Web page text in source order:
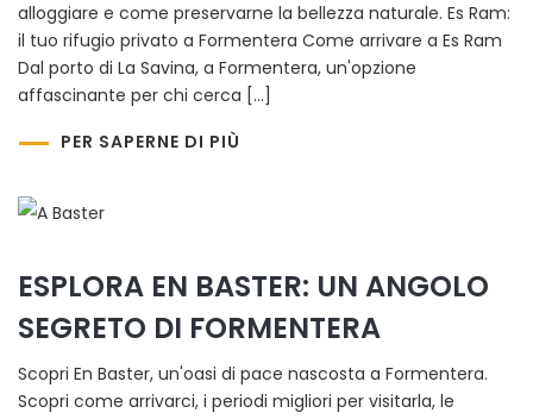
alloggiare e come preservarne la bellezza naturale. Es Ram:
il tuo rifugio privato a Formentera Come arrivare a Es Ram
Dal porto di La Savina, a Formentera, un'opzione
affascinante per chi cerca […]
PER SAPERNE DI PIÙ
ESPLORA EN BASTER: UN ANGOLO
SEGRETO DI FORMENTERA
Scopri En Baster, un'oasi di pace nascosta a Formentera.
Scopri come arrivarci, i periodi migliori per visitarla, le